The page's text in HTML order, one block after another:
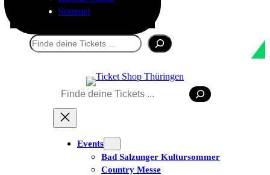
Sommer
Suchen
Suchen
Events
Bad Salzunger Kultursommer
Country Messe